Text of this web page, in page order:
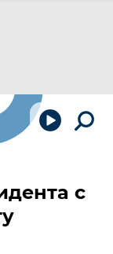
с